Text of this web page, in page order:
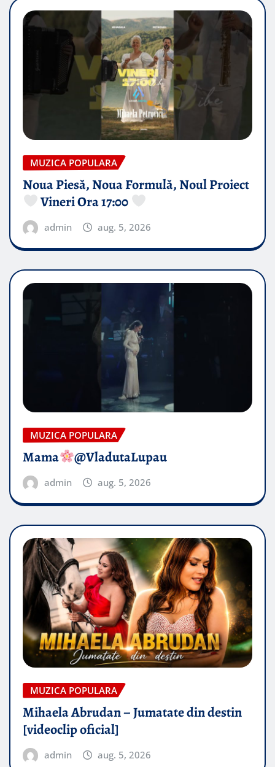
MUZICA POPULARA
Noua Piesă, Noua Formulă, Noul Proiect
Vineri Ora 17:00
admin aug. 5, 2026
MUZICA POPULARA
Mama @VladutaLupau
admin aug. 5, 2026
MUZICA POPULARA
Mihaela Abrudan – Jumatate din destin
[videoclip oficial]
admin aug. 5, 2026